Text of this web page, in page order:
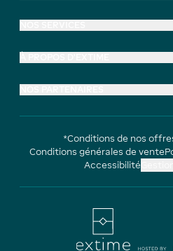
*Conditions de nos
Conditions générales de vente
Accessibilité